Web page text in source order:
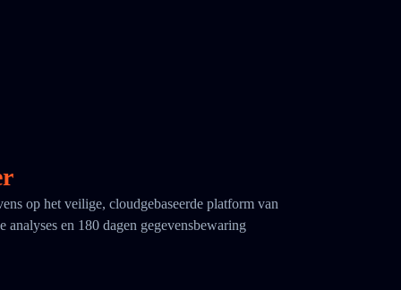
op het veilige, cloudgebaseerde platform van
en 180 dagen gegevensbewaring